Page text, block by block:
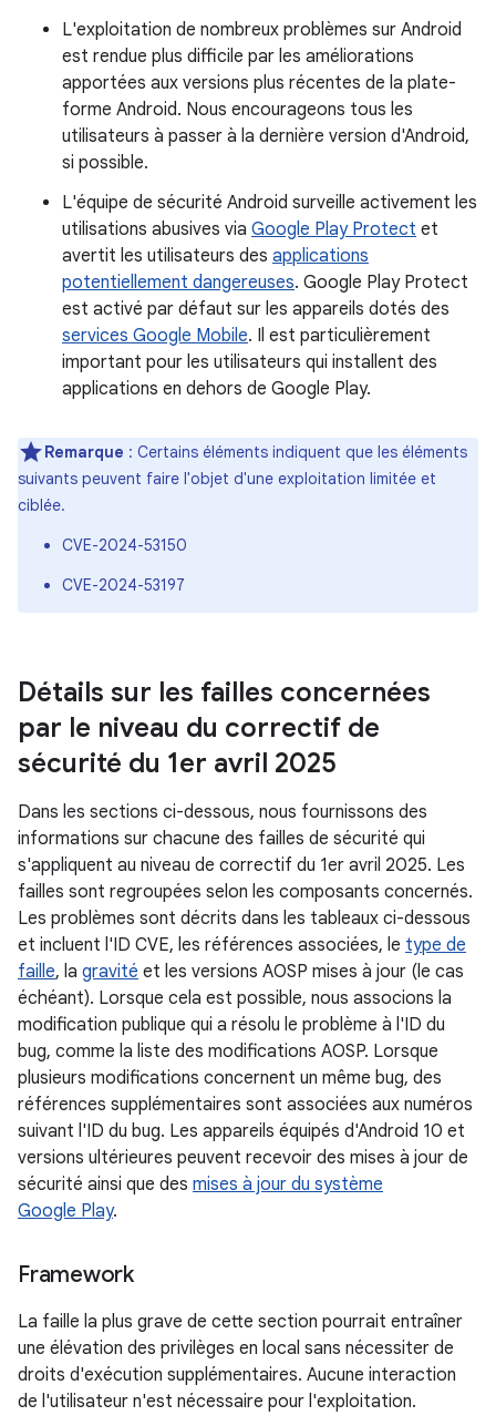
L'exploitation de nombreux problèmes sur Android
est rendue plus difficile par les améliorations
apportées aux versions plus récentes de la plate-
forme Android. Nous encourageons tous les
utilisateurs à passer à la dernière version d'Android,
si possible.
L'équipe de sécurité Android surveille activement les
utilisations abusives via Google Play Protect et
avertit les utilisateurs des applications
potentiellement dangereuses. Google Play Protect
est activé par défaut sur les appareils dotés des
services Google Mobile. Il est particulièrement
important pour les utilisateurs qui installent des
applications en dehors de Google Play.
Remarque : Certains éléments indiquent que les éléments
suivants peuvent faire l'objet d'une exploitation limitée et
ciblée.
CVE-2024-53150
CVE-2024-53197
Détails sur les failles concernées
par le niveau du correctif de
sécurité du 1er avril 2025
Dans les sections ci-dessous, nous fournissons des
informations sur chacune des failles de sécurité qui
s'appliquent au niveau de correctif du 1er avril 2025. Les
failles sont regroupées selon les composants concernés.
Les problèmes sont décrits dans les tableaux ci-dessous
et incluent l'ID CVE, les références associées, le type de
faille, la gravité et les versions AOSP mises à jour (le cas
échéant). Lorsque cela est possible, nous associons la
modification publique qui a résolu le problème à l'ID du
bug, comme la liste des modifications AOSP. Lorsque
plusieurs modifications concernent un même bug, des
références supplémentaires sont associées aux numéros
suivant l'ID du bug. Les appareils équipés d'Android 10 et
versions ultérieures peuvent recevoir des mises à jour de
sécurité ainsi que des mises à jour du système
Google Play.
Framework
La faille la plus grave de cette section pourrait entraîner
une élévation des privilèges en local sans nécessiter de
droits d'exécution supplémentaires. Aucune interaction
de l'utilisateur n'est nécessaire pour l'exploitation.